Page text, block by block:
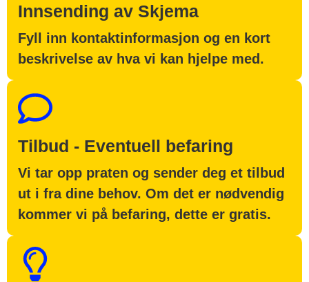
Innsending av Skjema
Fyll inn kontaktinformasjon og en kort
beskrivelse av hva vi kan hjelpe med.
Tilbud - Eventuell befaring
Vi tar opp praten og sender deg et tilbud
ut i fra dine behov. Om det er nødvendig
kommer vi på befaring, dette er gratis.